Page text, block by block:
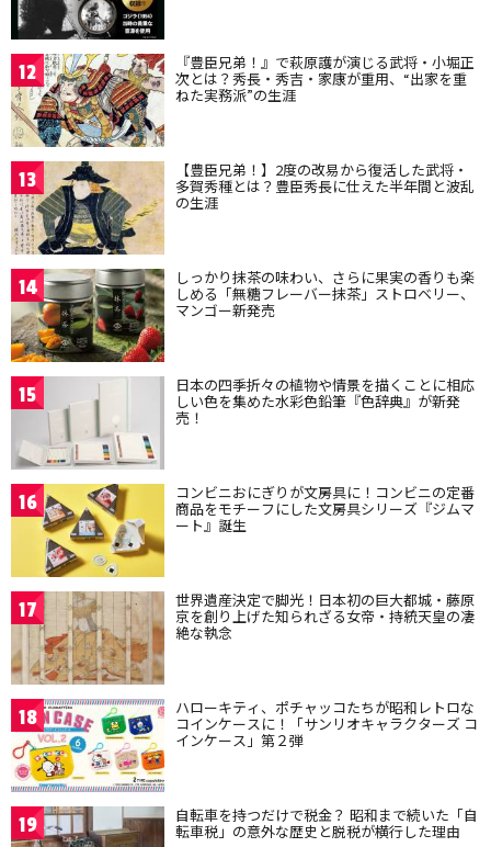
12 『豊臣兄弟！』で萩原護が演じる武将・小堀正
次とは？秀長・秀吉・家康が重用、“出家を重
ねた実務派”の生涯
13 【豊臣兄弟！】2度の改易から復活した武将・
多賀秀種とは？豊臣秀長に仕えた半年間と波乱
の生涯
14 しっかり抹茶の味わい、さらに果実の香りも楽
しめる「無糖フレーバー抹茶」ストロベリー、
マンゴー新発売
15 日本の四季折々の植物や情景を描くことに相応
しい色を集めた水彩色鉛筆『色辞典』が新発
売！
16 コンビニおにぎりが文房具に！コンビニの定番
商品をモチーフにした文房具シリーズ『ジムマ
ート』誕生
17 世界遺産決定で脚光！日本初の巨大都城・藤原
京を創り上げた知られざる女帝・持統天皇の凄
絶な執念
18 ハローキティ、ポチャッコたちが昭和レトロな
コインケースに！「サンリオキャラクターズ コ
インケース」第２弾
19 自転車を持つだけで税金？ 昭和まで続いた「自
転車税」の意外な歴史と脱税が横行した理由